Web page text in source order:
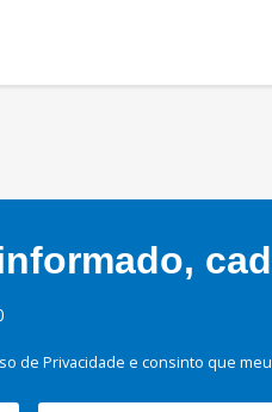
de Privacidade e consinto que